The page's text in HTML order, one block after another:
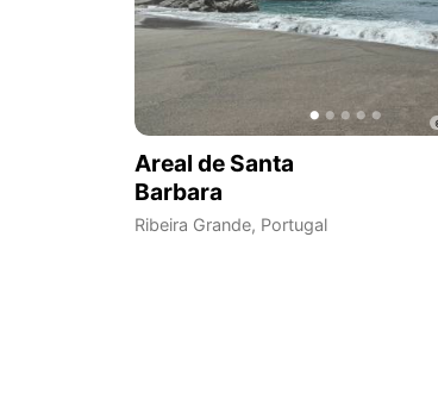
Areal de Santa
Barbara
Ribeira Grande, Portugal